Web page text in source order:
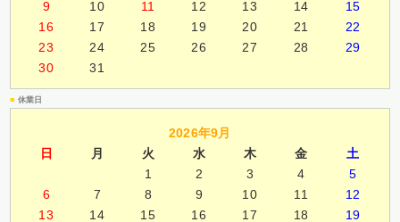
9
10 11 12 13 14
15
16
17 18 19 20 21
22
23
24 25 26 27 28
29
30
31
■ 休業日
2026年9月
日
月 火 水 木 金
土
1
2 3 4
5
6
7 8 9 10 11
12
13
14 15 16 17 18
19